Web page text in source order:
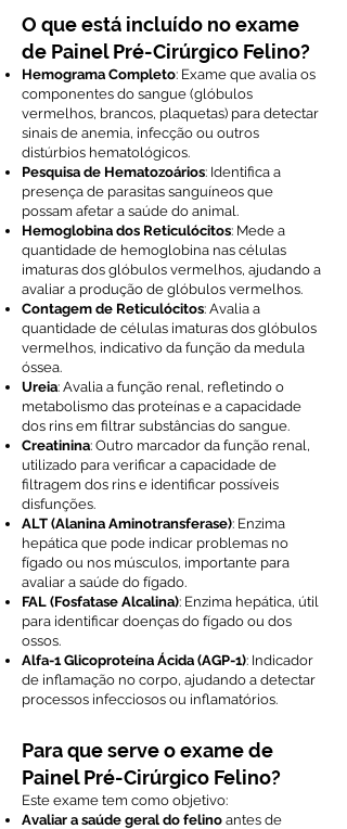
O que está incluído no exame
de Painel Pré-Cirúrgico Felino?
Hemograma Completo: Exame que avalia os
componentes do sangue (glóbulos
vermelhos, brancos, plaquetas) para detectar
sinais de anemia, infecção ou outros
distúrbios hematológicos.
Pesquisa de Hematozoários: Identifica a
presença de parasitas sanguíneos que
possam afetar a saúde do animal.
Hemoglobina dos Reticulócitos: Mede a
quantidade de hemoglobina nas células
imaturas dos glóbulos vermelhos, ajudando a
avaliar a produção de glóbulos vermelhos.
Contagem de Reticulócitos: Avalia a
quantidade de células imaturas dos glóbulos
vermelhos, indicativo da função da medula
óssea.
Ureia: Avalia a função renal, refletindo o
metabolismo das proteínas e a capacidade
dos rins em filtrar substâncias do sangue.
Creatinina: Outro marcador da função renal,
utilizado para verificar a capacidade de
filtragem dos rins e identificar possíveis
disfunções.
ALT (Alanina Aminotransferase): Enzima
hepática que pode indicar problemas no
fígado ou nos músculos, importante para
avaliar a saúde do fígado.
FAL (Fosfatase Alcalina): Enzima hepática, útil
para identificar doenças do fígado ou dos
ossos.
Alfa-1 Glicoproteína Ácida (AGP-1): Indicador
de inflamação no corpo, ajudando a detectar
processos infecciosos ou inflamatórios.
Para que serve o exame de
Painel Pré-Cirúrgico Felino?
Este exame tem como objetivo:
Avaliar a saúde geral do felino antes de